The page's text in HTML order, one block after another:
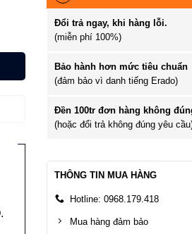
số lượng
Đổi trả ngay, khi hàng lỗi.
(miễn phí 100%)
Bảo hành hơn mức tiêu chuẩn
(đảm bảo vì danh tiếng Erado)
Đền 100tr đơn hàng không
(hoặc đổi trả không đúng yêu
THÔNG TIN MUA HÀNG
Hotline: 0968.179.418
Mua hàng đảm bảo